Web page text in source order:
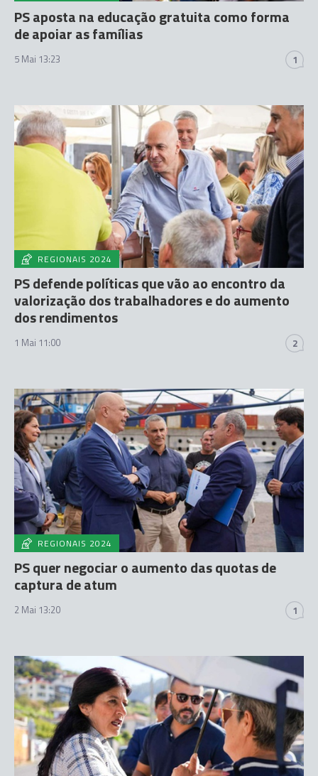
PS aposta na educação gratuita como forma
de apoiar as famílias
5 Mai 13:23 1
REGIONAIS 2024
PS defende políticas que vão ao encontro da
valorização dos trabalhadores e do aumento
dos rendimentos
1 Mai 11:00 2
REGIONAIS 2024
PS quer negociar o aumento das quotas de
captura de atum
2 Mai 13:20 1